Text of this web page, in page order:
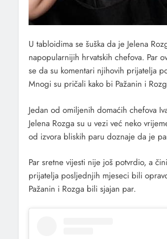
U tabloidima se šuška da je Jelena
napopularnijih hrvatskih chefova. Par
se da su komentari njihovih prijatelja
Mnogi su pričali kako bi Pažanin i
Jedan od omiljenih domaćih chefova
Jelena Rozga su u vezi već neko
od izvora bliskih paru doznaje da je
Par sretne vijesti nije još potvrdio, a
prijatelja posljednjih mjeseci bili
Pažanin i Rozga bili sjajan par.